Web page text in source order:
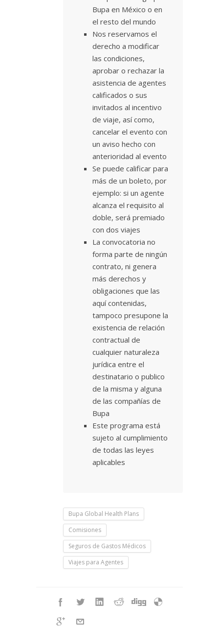
Bupa en México o en
el resto del mundo
Nos reservamos el
derecho a modificar
las condiciones,
aprobar o rechazar la
asistencia de agentes
calificados o sus
invitados al incentivo
de viaje, así como,
cancelar el evento con
un aviso hecho con
anterioridad al evento
Se puede calificar para
más de un boleto, por
ejemplo: si un agente
alcanza el requisito al
doble, será premiado
con dos viajes
La convocatoria no
forma parte de ningún
contrato, ni genera
más derechos y
obligaciones que las
aquí contenidas,
tampoco presupone la
existencia de relación
contractual de
cualquier naturaleza
jurídica entre el
destinatario o publico
de la misma y alguna
de las compañías de
Bupa
Este programa está
sujeto al cumplimiento
de todas las leyes
aplicables
Bupa Global Health Plans
Comisiones
Seguros de Gastos Médicos
Viajes para Agentes